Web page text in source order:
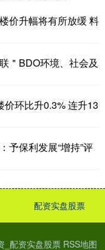
价升幅将有所放缓 料
＂BDO环境、社会及
环比升0.3% 连升13
予保利发展“增持”评
配资实盘股票
_配资实盘股票 RSS地图